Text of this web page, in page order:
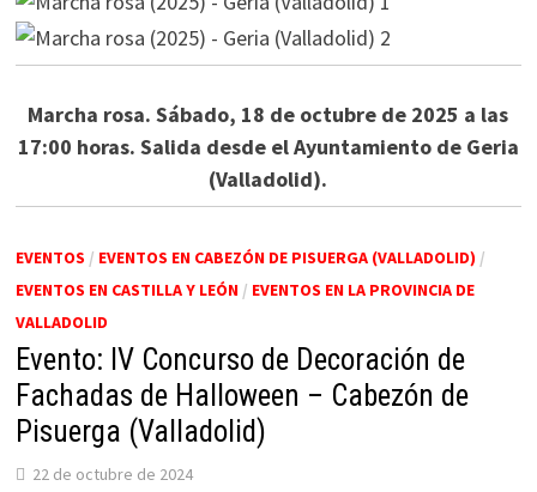
Marcha rosa. Sábado, 18 de octubre de 2025 a las
17:00 horas. Salida desde el Ayuntamiento de Geria
(Valladolid).
EVENTOS / EVENTOS EN CABEZÓN DE PISUERGA (VALLADOLID) /
EVENTOS EN CASTILLA Y LEÓN/ EVENTOS EN LA PROVINCIA DE
VALLADOLID
Evento: IV Concurso de Decoración de
Fachadas de Halloween – Cabezón de
Pisuerga (Valladolid)
22 de octubre de 2024